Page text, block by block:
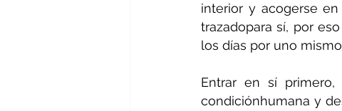
interior y acogerse
trazadopara sí, por
los días por uno
Entrar en sí
condiciónhumana y